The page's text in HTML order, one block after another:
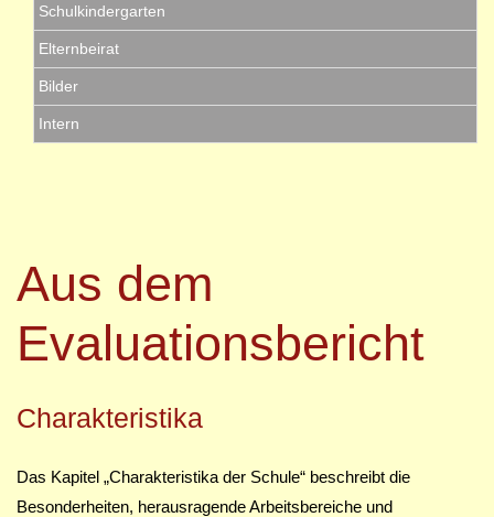
Schulkindergarten
Elternbeirat
Bilder
Intern
Aus dem
Evaluationsbericht
Charakteristika
Das Kapitel „Charakteristika der Schule“ beschreibt die
Besonderheiten, herausragende Arbeitsbereiche und